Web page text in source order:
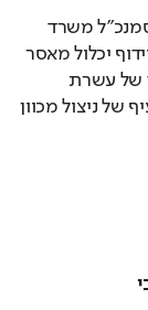
במקביל נחתם הסדר טיעון עם עזרא סיידוף, סמנכ"ל משרד
רה"מ לשעבר, בתיק המעונות. ההסדר עמו סיידוף יכלול מאסר
על תנאי, 150 שעות לתועלת הציבור וקנס בסך של עשרת
אלפים שקלים. כמו כן הוא יורשע אף הוא בסעיף של ניצול מכוון